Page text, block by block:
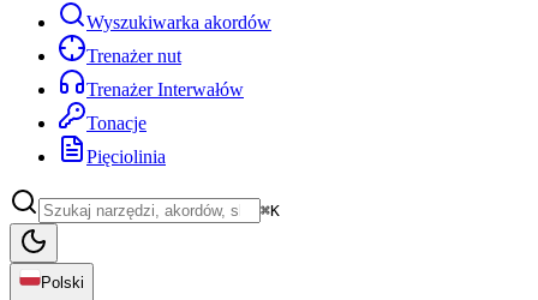
Wyszukiwarka akordów
Trenażer nut
Trenażer Interwałów
Tonacje
Pięciolinia
⌘K
Polski